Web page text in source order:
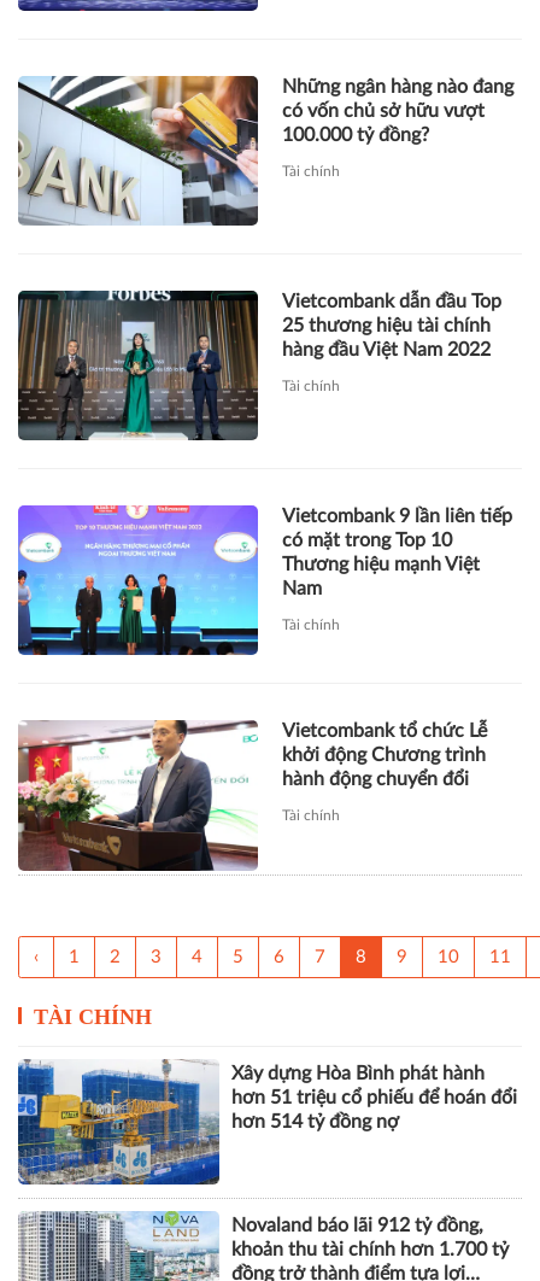
Những ngân hàng nào đang
có vốn chủ sở hữu vượt
100.000 tỷ đồng?
Tài chính
Vietcombank dẫn đầu Top
25 thương hiệu tài chính
hàng đầu Việt Nam 2022
Tài chính
Vietcombank 9 lần liên tiếp
có mặt trong Top 10
Thương hiệu mạnh Việt
Nam
Tài chính
Vietcombank tổ chức Lễ
khởi động Chương trình
hành động chuyển đổi
Tài chính
‹ 1 2 3 4 5 6 7 8 9 10 11
TÀI CHÍNH
Xây dựng Hòa Bình phát hành
hơn 51 triệu cổ phiếu để hoán đổi
hơn 514 tỷ đồng nợ
Novaland báo lãi 912 tỷ đồng,
khoản thu tài chính hơn 1.700 tỷ
đồng trở thành điểm tựa lợi